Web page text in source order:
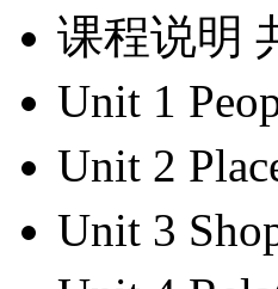
课程说明
Unit 1
Unit 2
Unit 3